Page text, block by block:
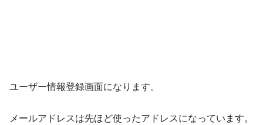
ユーザー情報登録画面になります。
メールアドレスは先ほど使ったアドレスになっています。